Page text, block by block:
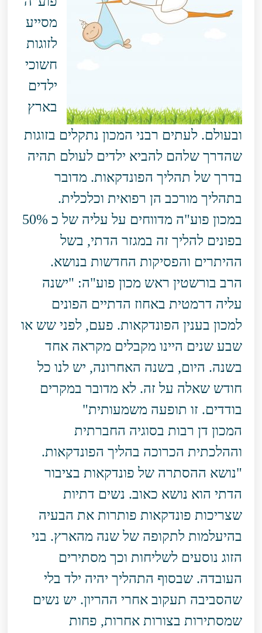
מסייע
לזוגות
חשוכי
ילדים
בארץ
ובעולם. לעתים רבני המכון נתקלים בזוגות
שהדרך שלהם להביא ילדים לעולם תהיה
בדרך של תהליך הפונדקאות. מדובר
בתהליך מורכב הן רפואית וכלכלית.
במכון פוע"ה מדווחים על עליה של כ 50%
בפונים להליך זה במגזר הדתי, בשל
ההיתרים והפסיקות החדשות בנושא.
הרב בורשטין ראש מכון פוע"ה: "ישנה
עליה דרמטית באחוז הדתיים הפונים
למכון בענין הפונדקאות. פעם, לפני שש או
שבע שנים היינו מקבלים מקראה אחד
בשנה. היום, בשנה האחרונה, יש לנו כל
חודש שאלה על זה. לא מדובר במקרים
בודדים. זו תופעה משמעותית"
המכון דן רבות בסוגיה החברתית
וההלכתית הכרוכה בהליך הפונדקאות.
"נושא ההסתרה של פונדקאות בציבור
הדתי הוא נושא כאוב. נשים דתיות
שצריכות פונדקאות פותרות את הבעיה
בהיעלמות לתקופה של שנה מהארץ. בני
הזוג נוסעים לשליחות וכך מסתירים
העובדה. שבסוף התהליך יהיה ילד בלי
שהסביבה תעקוב אחרי ההריון. יש נשים
שמסתירות בצורות אחרות, פחות